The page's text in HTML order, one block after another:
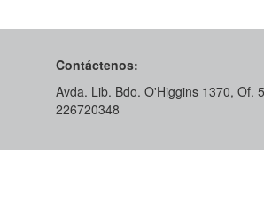
Contáctenos:
Avda. Lib. Bdo. O'Higgins 1370, Of.
226720348